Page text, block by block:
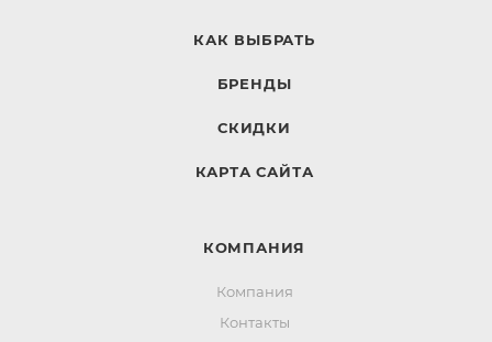
КАК ВЫБРАТЬ
БРЕНДЫ
СКИДКИ
КАРТА САЙТА
КОМПАНИЯ
Компания
Контакты